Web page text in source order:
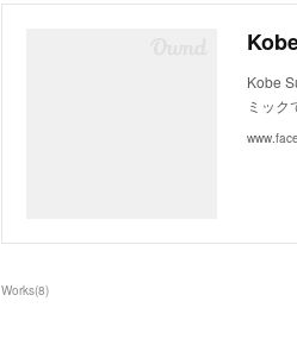
Kobe
ミッ
Works(8)